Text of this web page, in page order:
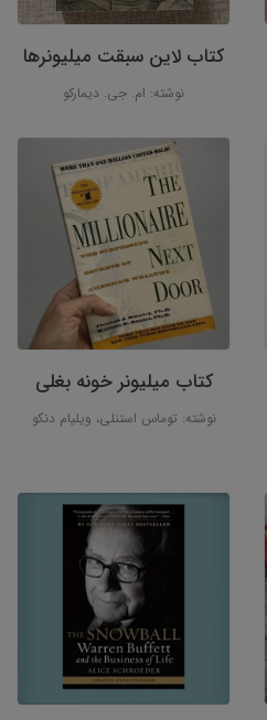
کتاب لاین سبقت میلیونرها
نوشته: ام. جی. دیمارکو
کتاب میلیونر خونه بغلی
نوشته: توماس استنلی، ‌ویلیام دنکو